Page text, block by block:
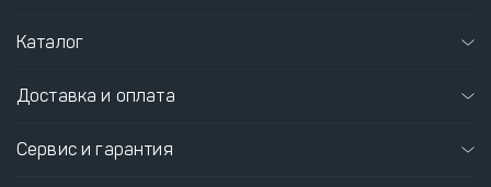
Каталог
Доставка и оплата
Сервис и гарантия